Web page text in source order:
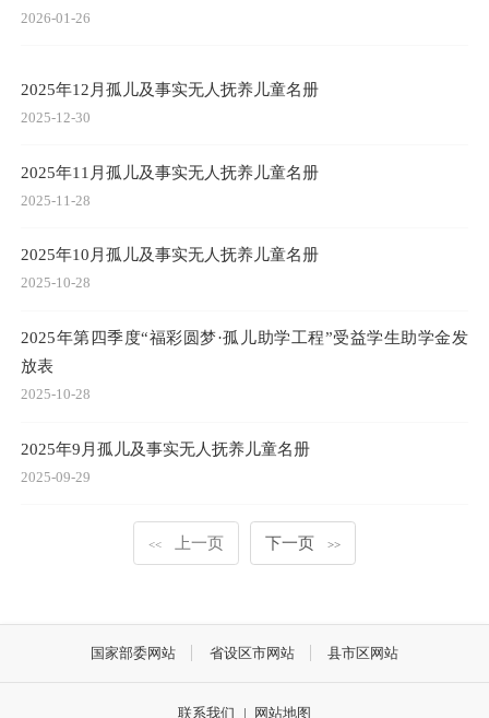
2026-01-26
2025年12月孤儿及事实无人抚养儿童名册
2025-12-30
2025年11月孤儿及事实无人抚养儿童名册
2025-11-28
2025年10月孤儿及事实无人抚养儿童名册
2025-10-28
2025年第四季度“福彩圆梦·孤儿助学工程”受益学生助学金发
放表
2025-10-28
2025年9月孤儿及事实无人抚养儿童名册
2025-09-29
<< 上一页 下一页 >>
国家部委网站 省设区市网站 县市区网站
联系我们 | 网站地图